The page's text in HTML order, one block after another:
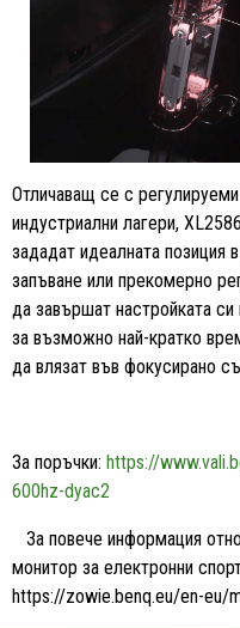
Отличаващ се с
индустриални лагери,
зададат идеалната позиция
запъване или прекомерно
да завършат настройката си
за възможно най-кратко
да влязат във фокусирано
За поръчки: https://
600hz-dyac2
 За повече информация
монитор за електронни
https://zowie.benq.eu/en-eu/